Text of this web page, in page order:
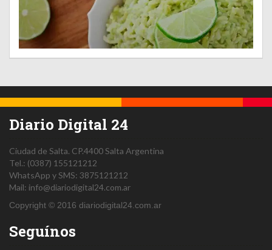
Diario Digital 24
Ciudad de Salta. CP.4400Salta Argentina
Tel.: (0387) 155121212
WhatsApp y SMS: 3875121212
Mail: info@diariodigital24.com.ar
Copyright © 2016 diariodigital24.com.ar
Seguínos